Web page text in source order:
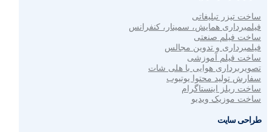
ساخت تیزر تبلیغاتی
فیلمبرداری همایش، سمینار، کنفرانس
ساخت فیلم صنعتی
فیلمبرداری و تدوین مجالس
ساخت فیلم آموزشی
تصویربرداری هوایی با هلی شات
سفارش تولید محتوا یوتیوب
ساخت ریلز اینستاگرام
ساخت موزیک ویدیو
طراحی سایت